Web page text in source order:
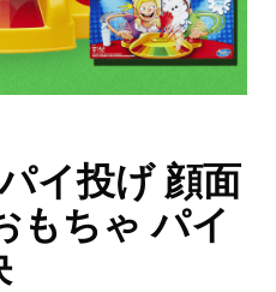
イ投げ 顔面
もちゃ パイ